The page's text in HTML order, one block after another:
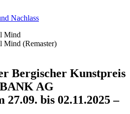
Nachlass
Mind
Mind (Remaster)
Bergischer Kunstpreis
AG
27.09. bis 02.11.2025 –